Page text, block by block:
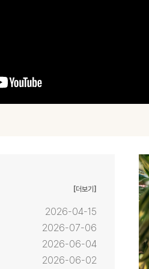
[더보기]
2026-04-15
2026-07-06
2026-06-04
2026-06-02